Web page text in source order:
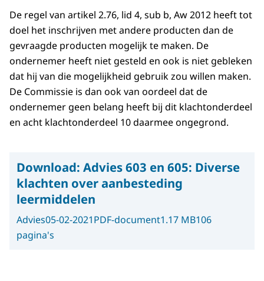
De regel van artikel 2.76, lid 4, sub b, Aw 2012 heeft tot
doel het inschrijven met andere producten dan de
gevraagde producten mogelijk te maken. De
ondernemer heeft niet gesteld en ook is niet gebleken
dat hij van die mogelijkheid gebruik zou willen maken.
De Commissie is dan ook van oordeel dat de
ondernemer geen belang heeft bij dit klachtonderdeel
en acht klachtonderdeel 10 daarmee ongegrond.
Download: Advies 603 en 605: Diverse
klachten over aanbesteding
leermiddelen
Advies05-02-2021PDF-document1.17 MB106
pagina's